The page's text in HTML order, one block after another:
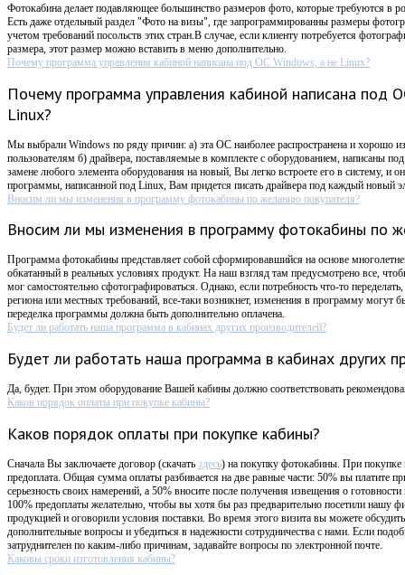
Фотокабина делает подавляющее большинство размеров фото, которые требуются в
Есть даже отдельный раздел "Фото на визы", где запрограммированны размеры
учетом требований посольств этих стран.В случае, если клиенту потребуется
размера, этот размер можно вставить в меню дополнительно.
Почему программа управления кабиной написана под ОС Windows, а не Linux?
Почему программа управления кабиной написана под
Linux?
Мы выбрали Windows по ряду причин: а) эта ОС наиболее распространена и хорошо
пользователям б) драйвера, поставляемые в комплекте с оборудованием, написаны
замене любого элемента оборудования на новый, Вы легко встроете его в систему, и он
программы, написанной под Linux, Вам придется писать драйвера под каждый новый
Вносим ли мы изменения в программу фотокабины по желанию покупателя?
Вносим ли мы изменения в программу фотокабины по
Программа фотокабины представляет собой сформировавшийся на основе
обкатанный в реальных условиях продукт. На наш взгляд там предусмотрено все,
мог самостоятельно сфотографироваться. Однако, если потребность что-то
региона или местных требований, все-таки возникнет, изменения в программу могут
переделка программы должна быть дополнительно оплачена.
Будет ли работать наша программа в кабинах других производителей?
Будет ли работать наша программа в кабинах других
Да, будет. При этом оборудование Вашей кабины должно соответствовать
Каков порядок оплаты при покупке кабины?
Каков порядок оплаты при покупке кабины?
Сначала Вы заключаете договор (скачать здесь) на покупку фотокабины. При покупке
предоплата. Общая сумма оплаты разбивается на две равные части: 50% вы платите
серьезность своих намерений, а 50% вносите после получения извещения о
100% предоплаты желательно, чтобы вы хотя бы раз предварительно посетили нашу
продукцией и оговорили условия поставки. Во время этого визита вы можете
дополнительные вопросы и убедиться в надежности сотрудничества с нами. Если
затруднителен по каким-либо причинам, задавайте вопросы по электронной почте.
Каковы сроки изготовления кабины?